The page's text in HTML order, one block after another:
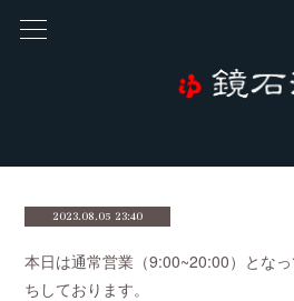
2023.08.05 23:40
本日は通常営業（9:00~20:00）とな
ちしております。